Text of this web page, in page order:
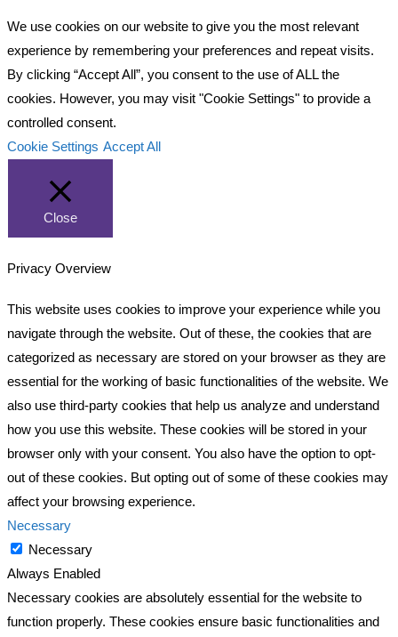
We use cookies on our website to give you the most relevant
experience by remembering your preferences and repeat visits.
By clicking “Accept All”, you consent to the use of ALL the
cookies. However, you may visit "Cookie Settings" to provide a
controlled consent.
Cookie Settings Accept All
Close
Privacy Overview
This website uses cookies to improve your experience while you
navigate through the website. Out of these, the cookies that are
categorized as necessary are stored on your browser as they are
essential for the working of basic functionalities of the website. We
also use third-party cookies that help us analyze and understand
how you use this website. These cookies will be stored in your
browser only with your consent. You also have the option to opt-
out of these cookies. But opting out of some of these cookies may
affect your browsing experience.
Necessary
Necessary
Always Enabled
Necessary cookies are absolutely essential for the website to
function properly. These cookies ensure basic functionalities and